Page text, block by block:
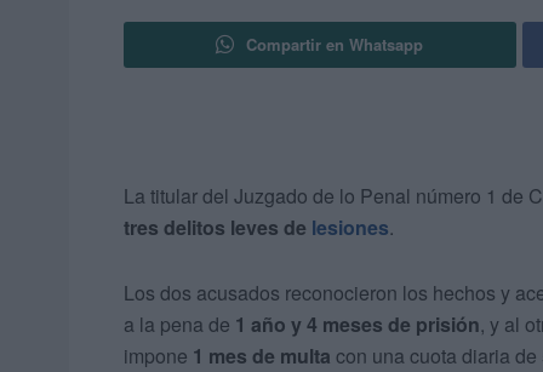
Compartir en Whatsapp
La titular del Juzgado de lo Penal número 1 de
tres delitos leves de lesiones.
Los dos acusados reconocieron los hechos y
a la pena de 1 año y 4 meses de prisión, y al
impone 1 mes de multa con una cuota diaria